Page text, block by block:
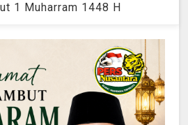
1 Muharram 1448 H